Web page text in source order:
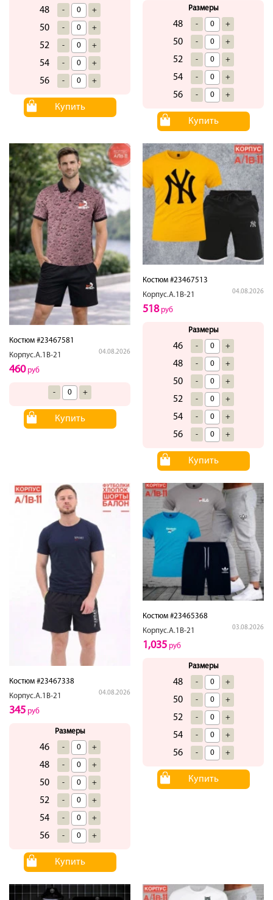
48 - +
50 - +
52 - +
54 - +
56 - +
Купить
Размеры
48 - +
50 - +
52 - +
54 - +
56 - +
Купить
Костюм #23467581
Корпус.А.1В-21
04.08.2026
460руб
- +
Купить
Костюм #23467513
Корпус.А.1В-21
04.08.2026
518руб
Размеры
46 - +
48 - +
50 - +
52 - +
54 - +
56 - +
Купить
Костюм #23467338
Корпус.А.1В-21
04.08.2026
345 руб
Размеры
46 - +
48 - +
50 - +
52 - +
54 - +
56 - +
Купить
Костюм #23465368
Корпус.А.1В-21
03.08.2026
1,035 руб
Размеры
48 - +
50 - +
52 - +
54 - +
56 - +
Купить